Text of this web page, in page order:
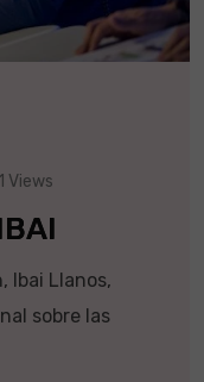
Views
Ibai Llanos,
sobre las